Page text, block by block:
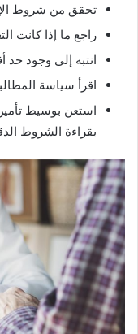
تحقق من شروط
راجع ما إذا كانت
انتبه إلى وجود حد
اقرأ سياسة
استعن بوسيط
بقراءة الشروط